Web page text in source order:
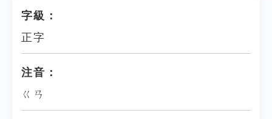
字級：
正字
注音：
ㄍㄢ